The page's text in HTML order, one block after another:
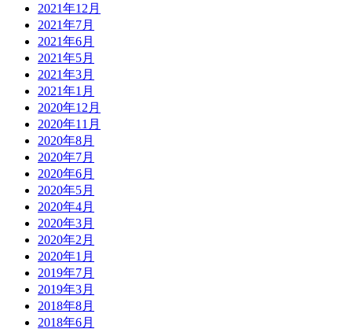
2021年12月
2021年7月
2021年6月
2021年5月
2021年3月
2021年1月
2020年12月
2020年11月
2020年8月
2020年7月
2020年6月
2020年5月
2020年4月
2020年3月
2020年2月
2020年1月
2019年7月
2019年3月
2018年8月
2018年6月